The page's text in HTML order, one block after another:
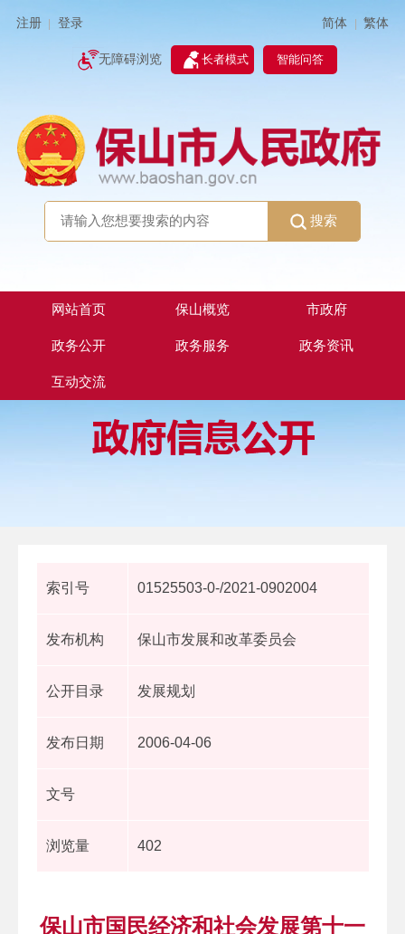
注册 登录 简体 | 繁体
无障碍浏览 长者模式 智能问答
搜索
网站首页 保山概览 市政府
政务公开 政务服务 政务资讯
互动交流
索引号 01525503-0-/2021-0902004
发布机构 保山市发展和改革委员会
公开目录 发展规划
发布日期 2006-04-06
文号
浏览量 402
保山市国民经济和社会发展第十一